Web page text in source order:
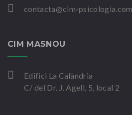
contacta@cim-psicologia.com
CIM MASNOU
Edifici La Calàndria
C/ del Dr. J. Agell, 5, local 2